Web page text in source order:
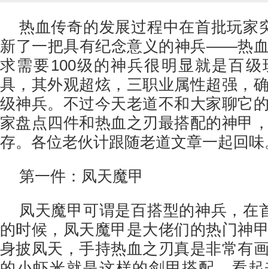
热血传奇的发展过程中在首批玩家
新了一把具有纪念意义的神兵——热
求需要100级的神兵很明显就是百
具，其外观超炫，三职业属性超强，
级神兵。不过今天老道不和大家聊它
家盘点四件和热血之刃最搭配的神甲
存。各位老伙计跟随老道文章一起回味
第一件：凤天魔甲
凤天魔甲可谓是百搭型的神兵，在
的时候，凤天魔甲是大佬们的热门神
身披凤天，手持热血之刃真是非常有